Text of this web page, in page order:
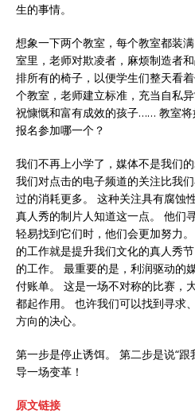
生的事情。
想象一下两个教室，每个教室都装
室里，老师对欺凌者，麻烦制造者
排所有的椅子，以便学生们整天看
个教室，老师建立标准，充当自私
祝慷慨和富有成效的孩子…… 教室
报名参加哪一个？
我们不再上小学了，媒体不是我们
我们对点击的电子频道的关注比我
过的消耗更多。 这种关注具有腐蚀
真人秀的制片人知道这一点。 他们
轻易找到它们时，他们会更加努力
的工作就是提升我们文化的真人秀
的工作。 最重要的是，利润驱动的
付账单。 这是一场不对称的比赛，
都起作用。 也许我们可以找到寻求
方向的决心。
第一步是停止诱饵。 第二步是说“
导一场变革！
原文链接